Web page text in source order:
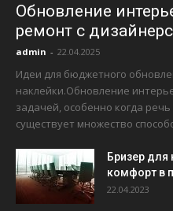
Обновление
ремонт с
admin - 22.04.2025
Идеи для бюджетного
наклейки.Обновление
задачей, особенно когда
существует множество
Бризер для
комфорт в
22.04.2023